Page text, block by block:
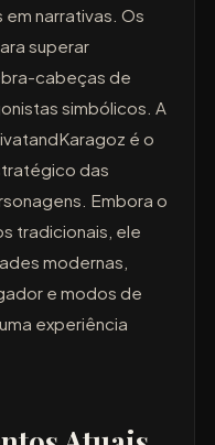
narrativas. Os
superar
cabeças de
simbólicos. A
é o
das
Embora o
tradicionais, ele
modernas,
e modos de
experiência